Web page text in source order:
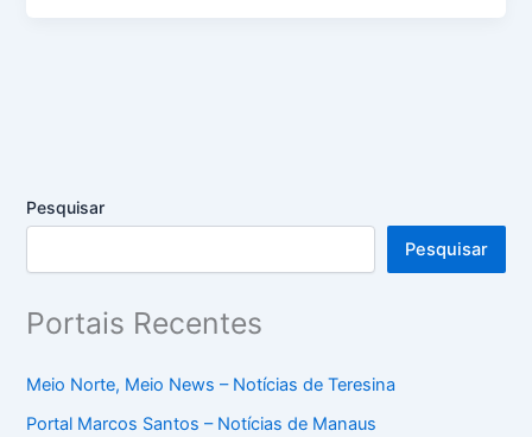
Pesquisar
Pesquisar
Portais Recentes
Meio Norte, Meio News – Notícias de Teresina
Portal Marcos Santos – Notícias de Manaus